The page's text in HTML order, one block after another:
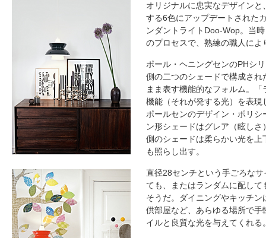
オリジナルに忠実なデザイン
する6色にアップデートされた
ンダントライトDoo-Wop。当
のプロセスで、熟練の職人に
ポール・ヘニングセンのPHシ
側の二つのシェードで構成さ
まま表す機能的なフォルム。
機能（それが発する光）を表
ポールセンのデザイン・ポリ
ン形シェードはグレア（眩し
側のシェードは柔らかい光を
も照らし出す。
直径28センチという手ごろな
ても、またはランダムに配し
そうだ。ダイニングやキッチ
供部屋など、あらゆる場所で
イルと良質な光を与えてくれる